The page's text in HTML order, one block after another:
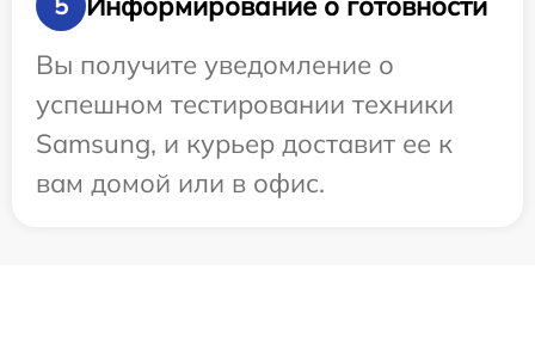
Вы получите уведомление о
успешном тестировании техники
Samsung, и курьер доставит ее к
вам домой или в офис.